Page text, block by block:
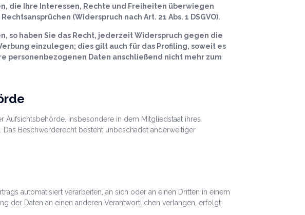
die Ihre Interessen, Rechte und Freiheiten überwiegen
(Widerspruch nach Art. 21 Abs. 1 DSGVO).
so haben Sie das Recht, jederzeit Widerspruch gegen die
einzulegen; dies gilt auch für das Profiling, soweit es
personenbezogenen Daten anschließend nicht mehr zum
Aufsichtsbehörde, insbesondere in dem Mitgliedstaat ihres
Beschwerderecht besteht unbeschadet anderweitiger
automatisiert verarbeiten, an sich oder an einen Dritten in einem
der Daten an einen anderen Verantwortlichen verlangen, erfolgt